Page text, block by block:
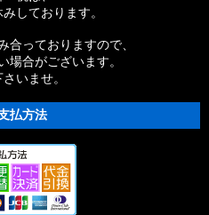
しております。
合っておりますので、
場合がございます。
いませ。
払方法